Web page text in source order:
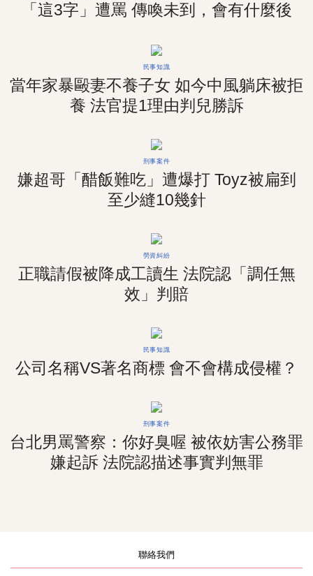
「這3字」遭罵 傳喚未到，會有什麼後
民事知識
當年家暴毆妻不養子女 如今中風躺床被拒
養 法官提1理由判兒勝訴
刑事案件
嫌超哥「醋飯難吃」遭爆打 Toyz被扁到
至少縫10幾針
勞資糾紛
正職請假被降成工讀生 法院認「調任無
效」判賠
民事知識
公司名稱VS著名商標 會不會構成侵權？
刑事案件
台北男罵警察：你好臭喔 被依妨害公務罪
嫌起訴 法院認描述事實判無罪
聯絡我們